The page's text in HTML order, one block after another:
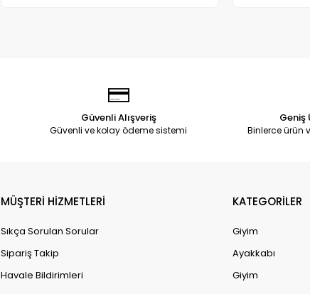
Güvenli Alışveriş
Güvenli ve kolay ödeme sistemi
Geniş
Binlerce ürün
MÜŞTERİ HİZMETLERİ
Sıkça Sorulan Sorular
Sipariş Takip
Havale Bildirimleri
KATEGORİLER
Giyim
Ayakkabı
Giyim